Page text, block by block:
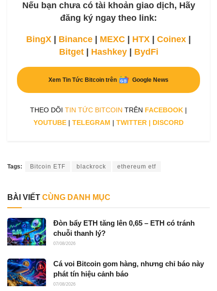
Nếu bạn chưa có tài khoản giao dịch, Hãy
đăng ký ngay theo link:
BingX Binance MEXC HTX Coinex
Bitget| Hashkey| BydFi
Xem Tin Tức Bitcoin trên Google News
THEO DÕI TIN TỨC BITCOIN TRÊN FACEBOOK |
YOUTUBE | TELEGRAM | TWITTER | DISCORD
Tags: Bitcoin ETF blackrock ethereum etf
BÀI VIẾT CÙNG DANH MỤC
Đòn bẩy ETH tăng lên 0,65 – ETH có tránh
chuỗi thanh lý?
07/08/2026
Cá voi Bitcoin gom hàng, nhưng chỉ báo này
phát tín hiệu cảnh báo
07/08/2026